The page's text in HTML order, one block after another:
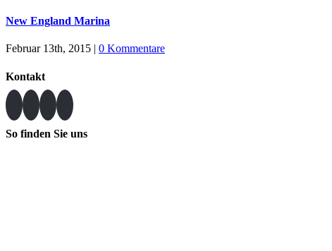
New England Marina
Februar 13th, 2015 | 0 Kommentare
Kontakt
So finden Sie uns